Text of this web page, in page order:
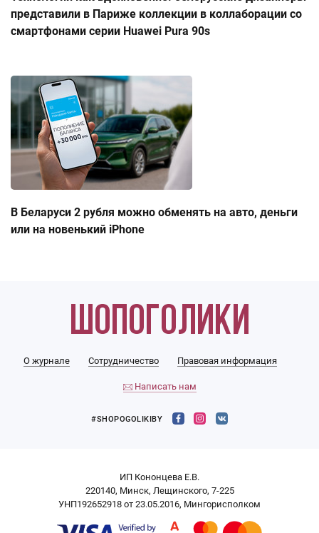
представили в Париже коллекции в коллаборации со
смартфонами серии Huawei Pura 90s
В Беларуси 2 рубля можно обменять на авто, деньги
или на новенький iPhone
О журнале Сотрудничество Правовая информация
Написать нам
#SHOPOGOLIKIBY
ИП Кононцева Е.В.
220140, Минск, Лещинского, 7-225
УНП192652918 от 23.05.2016, Мингорисполком